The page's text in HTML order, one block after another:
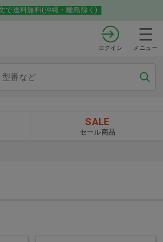
で送料無料(沖縄・離島除く)
ログイン メニュー
SALE
セール商品